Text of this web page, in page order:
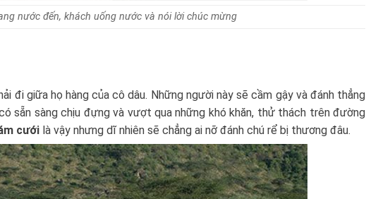
nước đến, khách uống nước và nói lời chúc mừng
đi giữa họ hàng của cô dâu. Những người này sẽ cầm gậy và đánh thẳng
sẵn sàng chịu đựng và vượt qua những khó khăn, thử thách trên đường
cưới là vậy nhưng dĩ nhiên sẽ chẳng ai nỡ đánh chú rể bị thương đâu.